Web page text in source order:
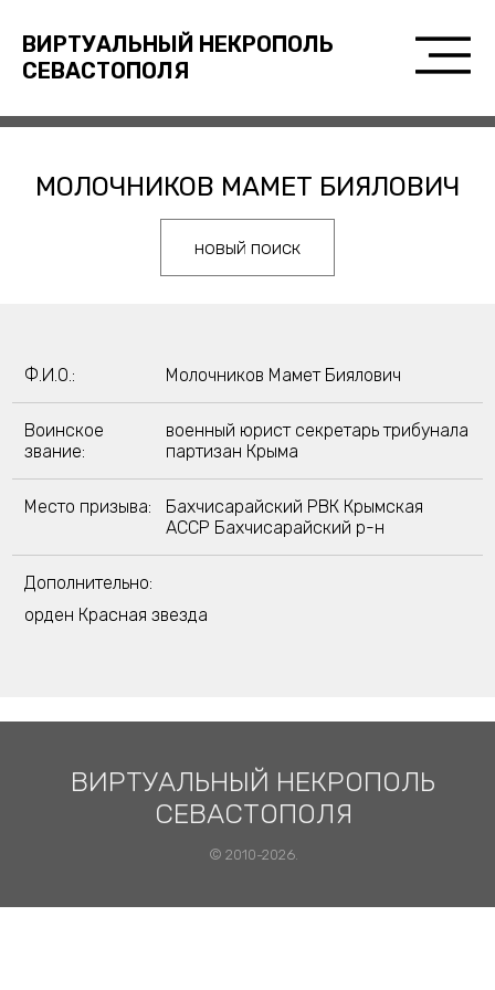
ВИРТУАЛЬНЫЙ НЕКРОПОЛЬ
СЕВАСТОПОЛЯ
МОЛОЧНИКОВ МАМЕТ БИЯЛОВИЧ
новый поиск
Ф.И.О.: Молочников Мамет Биялович
Воинское
звание:
военный юрист секретарь трибунала
партизан Крыма
Место призыва:
Бахчисарайский РВК Крымская
АССР Бахчисарайский р-н
Дополнительно:
орден Красная звезда
ВИРТУАЛЬНЫЙ НЕКРОПОЛЬ
СЕВАСТОПОЛЯ
© 2010-2026.